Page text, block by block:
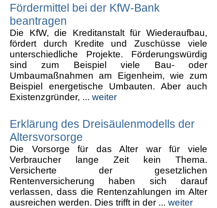
Fördermittel bei der KfW-Bank
beantragen
Die KfW, die Kreditanstalt für Wiederaufbau,
fördert durch Kredite und Zuschüsse viele
unterschiedliche Projekte. Förderungswürdig
sind zum Beispiel viele Bau- oder
Umbaumaßnahmen am Eigenheim, wie zum
Beispiel energetische Umbauten. Aber auch
Existenzgründer, ... weiter
Erklärung des Dreisäulenmodells der
Altersvorsorge
Die Vorsorge für das Alter war für viele
Verbraucher lange Zeit kein Thema.
Versicherte der gesetzlichen
Rentenversicherung haben sich darauf
verlassen, dass die Rentenzahlungen im Alter
ausreichen werden. Dies trifft in der ... weiter